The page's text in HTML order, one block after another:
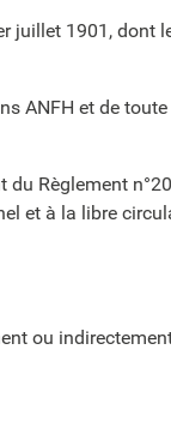
juillet 1901, dont
ANFH et de
Règlement
et à la libre
ou